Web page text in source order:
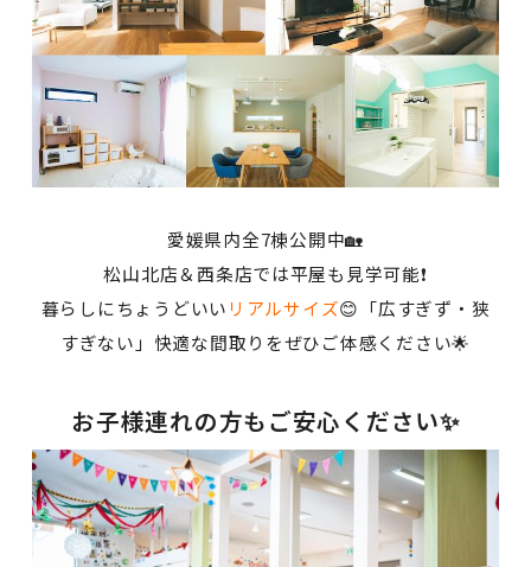
愛媛県内全7棟公開中🏡
松山北店＆西条店では平屋も見学可能❗
暮らしにちょうどいい リアルサイズ😊「広すぎず・狭
すぎない」快適な間取りをぜひご体感ください🌟
お子様連れの方もご安心ください✨